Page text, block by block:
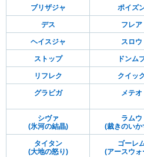
ブリザジャ ポイズ
デス フレア
ヘイスジャ スロウ
ストップ ドンム
リフレク クイッ
グラビガ メテオ
シヴァ
(氷河の結晶)
ラムウ
(裁きのいか
タイタン
(大地の怒り)
ゴーレ
(アースウォ